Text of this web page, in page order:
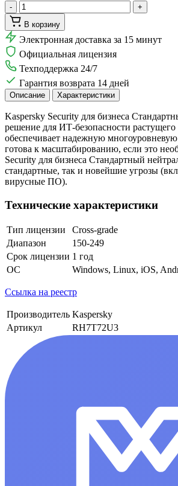
-
+
В корзину
Электронная доставка за 15 минут
Официальная лицензия
Техподдержка 24/7
Гарантия возврата 14 дней
Описание Характеристики
Kaspersky Security для бизнеса
решение для ИТ-безопасности
обеспечивает надежную
готова к масштабированию, если это
Security для бизнеса Cтандартный
стандартные, так и новейшие угрозы
вирусные ПО).
Технические характеристики
Тип лицензии
Cross-grade
Диапазон
150-249
Срок лицензии 1 год
ОС
Windows, Linux, iOS,
Ссылка на реестр
Производитель Kaspersky
Артикул
RH7T72U3